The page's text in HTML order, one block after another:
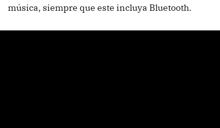
música, siempre que este incluya Bluetooth.